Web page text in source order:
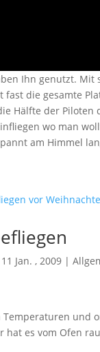
Ihn genutzt. Mit
fast die gesamte
Hälfte der Piloten
wo man
am Himmel
11 Jan. , 2009 |
Temperaturen und
hat es vom Ofen